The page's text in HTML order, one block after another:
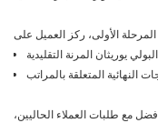
يوريثان المرنة التقليدية
النهائية المتعلقة بالمراتب
مع طلبات العملاء الحاليين،